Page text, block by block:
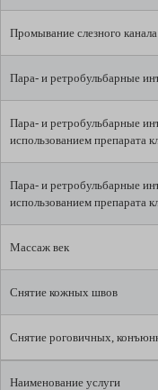
Промывание слезного канала
Пара- и ретробульбарные
Пара- и ретробульбарные
использованием препарата
Пара- и ретробульбарные
использованием препарата
Массаж век
Снятие кожных швов
Снятие роговичных,
Наименование услуги